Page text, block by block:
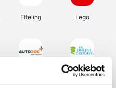
Efteling Lego
De Online Drogist